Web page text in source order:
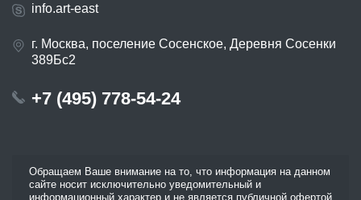
info.art-east
г. Москва, поселение Сосенское, Деревня Сосенки
389Бс2
+7 (495) 778-54-24
Обращаем Ваше внимание на то, что информация на данном
сайте носит исключительно уведомительный и
информационный характер и не является публичной офертой